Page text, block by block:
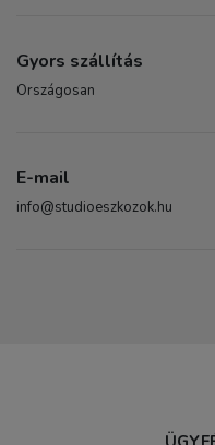
Gyors szállítás
Országosan
E-mail
info@studioeszkozok.hu